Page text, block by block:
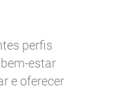
perfis
estar
e oferecer